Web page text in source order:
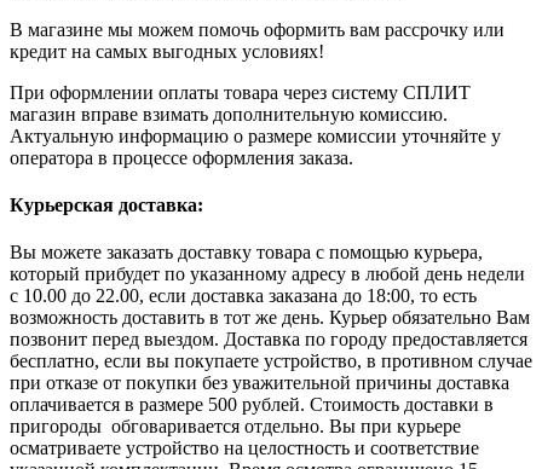
В магазине мы можем помочь оформить вам рассрочку или
кредит на самых выгодных условиях!
При оформлении оплаты товара через систему СПЛИТ
магазин вправе взимать дополнительную комиссию.
Актуальную информацию о размере комиссии уточняйте у
оператора в процессе оформления заказа.
Курьерская доставка:
Вы можете заказать доставку товара с помощью курьера,
который прибудет по указанному адресу в любой день недели
с 10.00 до 22.00, если доставка заказана до 18:00, то есть
возможность доставить в тот же день. Курьер обязательно Вам
позвонит перед выездом. Доставка по городу предоставляется
бесплатно, если вы покупаете устройство, в противном случае
при отказе от покупки без уважительной причины доставка
оплачивается в размере 500 рублей. Стоимость доставки в
пригороды обговаривается отдельно. Вы при курьере
осматриваете устройство на целостность и соответствие